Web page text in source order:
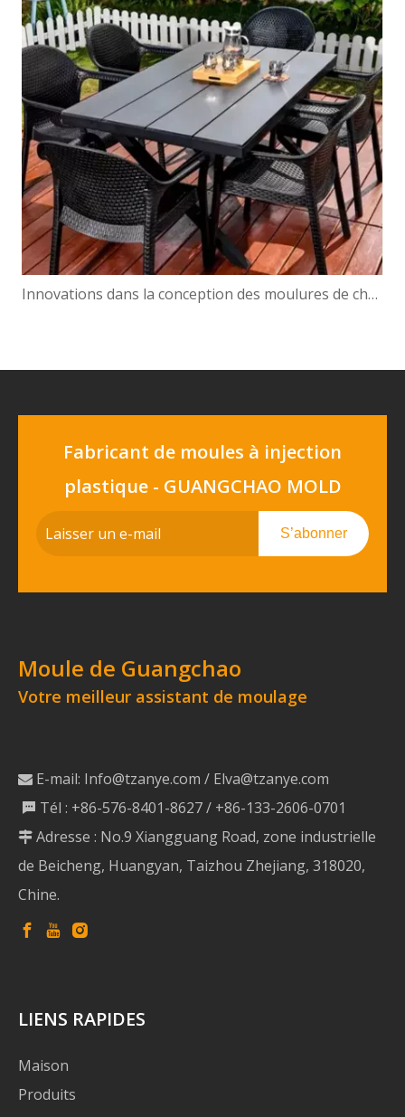
Innovations dans la conception des moulures de chaises : de l'ergonomie à l'esthétique
Fabricant de moules à injection
plastique - GUANGCHAO MOLD
S’abonner
Moule de Guangchao
Votre meilleur assistant de moulage
 E-mail: Info@tzanye.com / Elva@tzanye.com
 Tél : +86-576-8401-8627 / +86-133-2606-0701
 Adresse : No.9 Xiangguang Road, zone industrielle
de Beicheng, Huangyan, Taizhou Zhejiang, 318020,
Chine.
LIENS RAPIDES
Maison
Produits